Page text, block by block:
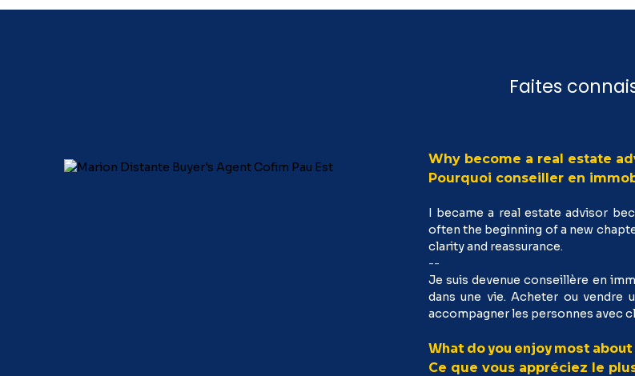
Faites
Why become a real estate
Pourquoi conseiller en
I became a real estate advisor
often the beginning of a new
clarity and reassurance.
--
Je suis devenue conseillère en
dans une vie. Acheter ou vendre
accompagner les personnes avec
What do you enjoy most about
Ce que vous appréciez le